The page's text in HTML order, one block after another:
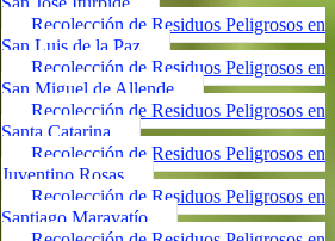
Recolección de Residuos Peligrosos en
San Luis de la Paz
Recolección de Residuos Peligrosos en
San Miguel de Allende
Recolección de Residuos Peligrosos en
Santa Catarina
Recolección de Residuos Peligrosos en
Juventino Rosas
Recolección de Residuos Peligrosos en
Santiago Maravatío